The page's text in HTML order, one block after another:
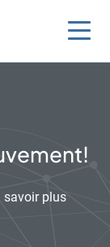
savoir plus